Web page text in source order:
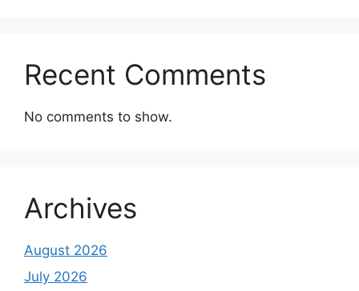
Recent Comments
No comments to show.
Archives
August 2026
July 2026